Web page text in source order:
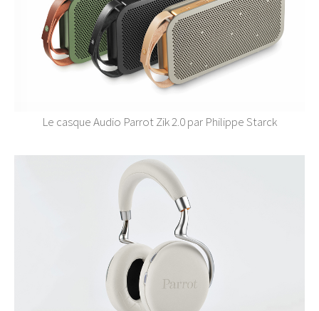
Le casque Audio Parrot Zik 2.0 par Philippe Starck